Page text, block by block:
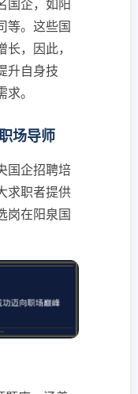
国企，如阳
等。这些国
，因此，
升自身技
。
场导师
国企招聘培
求职者提供
岗在阳泉国